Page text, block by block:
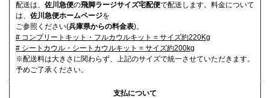
配送は、 佐川急便の飛脚ラージサイズ宅配便で配送します。料金について
は、 佐川急便ホームページを
ご参照ください(兵庫県からの料金表)。
# コンプリートキット・フルカウルキット = サイズ約220Kg
# シートカウル・シートカウルキット = サイズ約200kg
※配送料は大きさに関わらず、上記のサイズで統一させていただきます。
予めご了承ください。
支払について